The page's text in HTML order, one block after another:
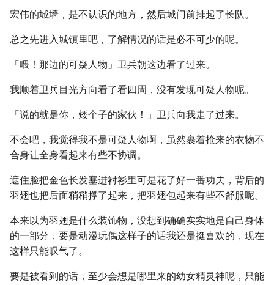
宏伟的城墙，是不认识的地方，然后城门前排起了长队。
总之先进入城镇里吧，了解情况的话是必不可少的呢。
「喂！那边的可疑人物」卫兵朝这边看了过来。
我顺着卫兵目光方向看了看四周，没有发现可疑人物呢。
「说的就是你，矮个子的家伙！」卫兵向我走了过来。
不会吧，我觉得我不是可疑人物啊，虽然裹着抢来的衣物不
合身让全身看起来有些不协调。
遮住脸把金色长发塞进衬衫里可是花了好一番功夫，背后的
羽翅也把后面稍稍撑了起来，把羽翅包起来有些不舒服呢。
本来以为羽翅是什么装饰物，没想到确确实实地是自己身体
的一部分，要是动漫玩偶这样子的话我还是挺喜欢的，现在
这样只能叹气了。
要是被看到的话，至少会想是哪里来的幼女精灵神呢，只能